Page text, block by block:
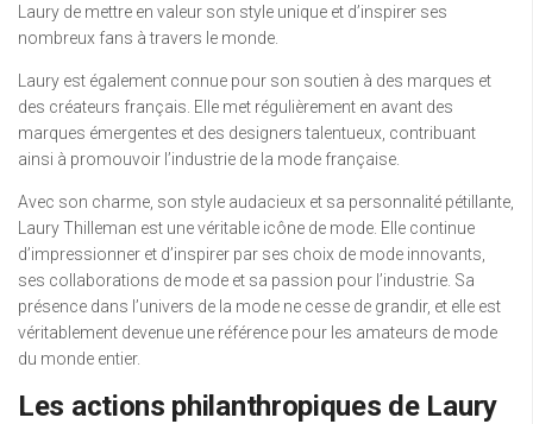
Laury de mettre en valeur son style unique et d’inspirer ses
nombreux fans à travers le monde.
Laury est également connue pour son soutien à des marques et
des créateurs français. Elle met régulièrement en avant des
marques émergentes et des designers talentueux, contribuant
ainsi à promouvoir l’industrie de la mode française.
Avec son charme, son style audacieux et sa personnalité pétillante,
Laury Thilleman est une véritable icône de mode. Elle continue
d’impressionner et d’inspirer par ses choix de mode innovants,
ses collaborations de mode et sa passion pour l’industrie. Sa
présence dans l’univers de la mode ne cesse de grandir, et elle est
véritablement devenue une référence pour les amateurs de mode
du monde entier.
Les actions philanthropiques de Laury